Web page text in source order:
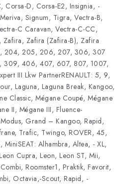
Corsa-D, Corsa-E2, Insignia, -
Signum, Tigra, Vectra-B,
C Caravan, Vectra-C-CC,
Zafira (Zafira-B), Zafira
204, 205, 206, 207, 306, 307
309, 406, 407, 607, 807, 1007,
III Lkw PartnerRENAULT: 5, 9,
Laguna, Laguna Break, Kangoo,
Classic, Mégane Coupé, Mégane
II, Mégane III, Fluence-
Grand – Kangoo, Rapid,
Trafic, Twingo, ROVER, 45,
Alhambra, Altea, - XL,
Cupra, Leon, Leon ST, Mii,
Roomster1, Praktik, Favorit,
Octavia,-Scout, Rapid, -